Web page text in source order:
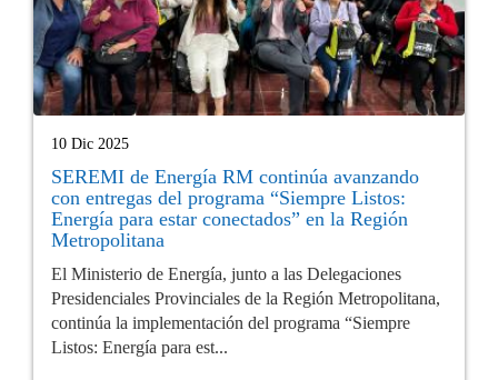
10 Dic 2025
SEREMI de Energía RM continúa avanzando
con entregas del programa “Siempre Listos:
Energía para estar conectados” en la Región
Metropolitana
El Ministerio de Energía, junto a las Delegaciones
Presidenciales Provinciales de la Región Metropolitana,
continúa la implementación del programa “Siempre
Listos: Energía para est...